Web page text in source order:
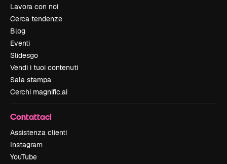
Lavora con noi
Cerca tendenze
Blog
Eventi
Slidesgo
Vendi i tuoi contenuti
Sala stampa
Cerchi magnific.ai
Contattaci
Assistenza clienti
Instagram
YouTube